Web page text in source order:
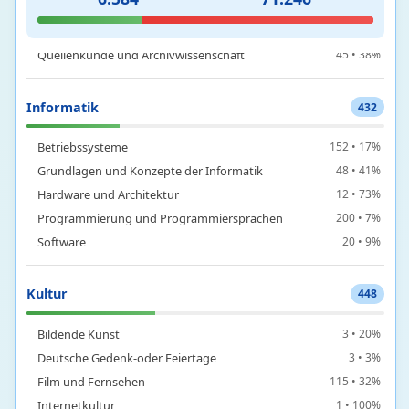
Mittelalterliche Geschichte
Quellenkunde und Archivwissenschaft 45 • 38%
Informatik 432
Betriebssysteme 152 • 17%
Grundlagen und Konzepte der Informatik 48 • 41%
Hardware und Architektur 12 • 73%
Programmierung und Programmiersprachen 200 • 7%
Software 20 • 9%
Kultur 448
Bildende Kunst 3 • 20%
Deutsche Gedenk-oder Feiertage 3 • 3%
Film und Fernsehen 115 • 32%
Internetkultur 1 • 100%